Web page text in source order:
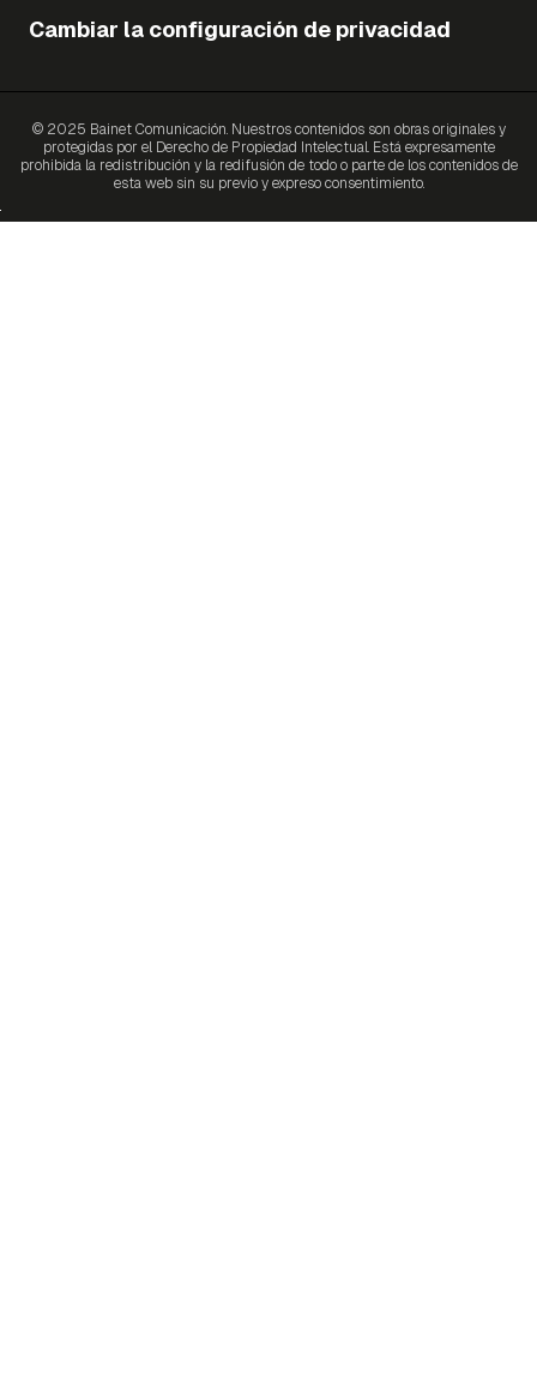
Cambiar la configuración de privacidad
© 2025 Bainet Comunicación. Nuestros contenidos son obras originales y
protegidas por el Derecho de Propiedad Intelectual. Está expresamente
prohibida la redistribución y la redifusión de todo o parte de los contenidos de
esta web sin su previo y expreso consentimiento.